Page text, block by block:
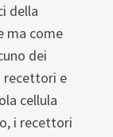
della
ma come
dei
recettori e
cellula
i recettori